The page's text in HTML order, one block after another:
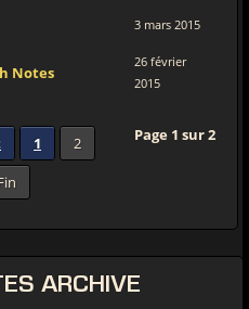
3 mars 2015
Notes
26 février
2015
Page 1 sur 2
1
2
ARCHIVE